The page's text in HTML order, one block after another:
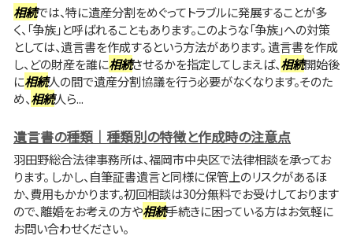
相続では、特に遺産分割をめぐってトラブルに発展することが多
く、「争族」と呼ばれることもあります。このような「争族」への対策
としては、遺言書を作成するという方法があります。 遺言書を作成
し、どの財産を誰に相続させるかを指定してしまえば、相続開始後
に相続人の間で遺産分割協議を行う必要がなくなります。そのた
め、相続人ら...
遺言書の種類｜種類別の特徴と作成時の注意点
羽田野総合法律事務所は、福岡市中央区で法律相談を承ってお
ります。 しかし、自筆証書遺言と同様に保管上のリスクがあるほ
か、費用もかかります。初回相談は30分無料でお受けしております
ので、離婚をお考えの方や相続手続きに困っている方はお気軽に
お問い合わせください。